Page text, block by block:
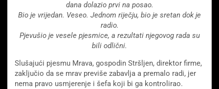
dana dolazio prvi na posao.
Bio je vrijedan. Veseo. Jednom riječju, bio je sretan dok je
radio.
Pjevušio je vesele pjesmice, a rezultati njegovog rada su
bili odlični.
Slušajući pjesmu Mrava, gospodin Stršljen, direktor firme,
zaključio da se mrav previše zabavlja a premalo radi, jer
nema pravo usmjerenje i šefa koji bi ga kontrolirao.